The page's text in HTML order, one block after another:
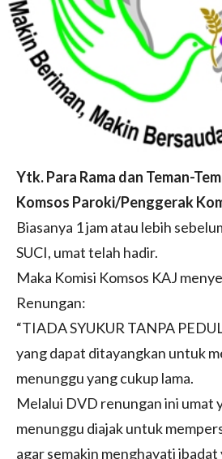
Ytk. Para Rama dan Teman-
Komsos Paroki/Penggerak
Biasanya 1 jam atau lebih
SUCI, umat telah hadir.
Maka Komisi Komsos KAJ
Renungan:
“TIADA SYUKUR TANPA
yang dapat ditayangkan untuk
menunggu yang cukup lama.
Melalui DVD renungan ini umat
menunggu diajak untuk
agar semakin menghayati ibadat